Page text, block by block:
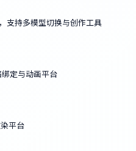
支持多模型切换与创作工具
定与动画平台
平台